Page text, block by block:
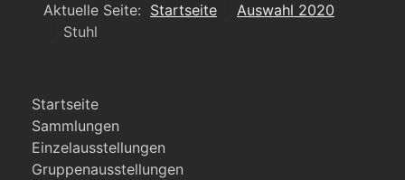
Aktuelle Seite: Startseite
Auswahl 2020
Stuhl
Startseite
Sammlungen
Einzelausstellungen
Gruppenausstellungen